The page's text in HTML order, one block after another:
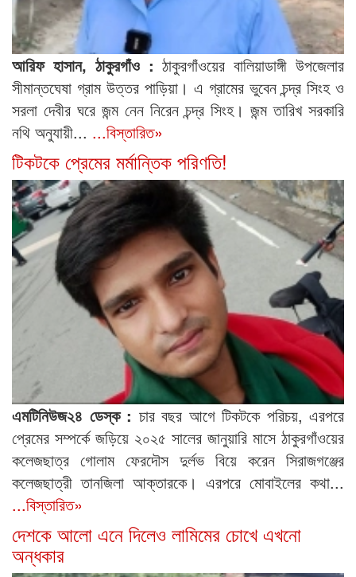
আরিফ হাসান, ঠাকুরগাঁও : ঠাকুরগাঁওয়ের বালিয়াডাঙ্গী উপজেলার
সীমান্তঘেষা গ্রাম উত্তর পাড়িয়া। এ গ্রামের ভুবেন চন্দ্র সিংহ ও
সরলা দেবীর ঘরে জন্ম নেন নিরেন চন্দ্র সিংহ। জন্ম তারিখ সরকারি
নথি অনুযায়ী... ...বিস্তারিত»
টিকটকে প্রেমের মর্মান্তিক পরিণতি!
এমটিনিউজ২৪ ডেস্ক : চার বছর আগে টিকটকে পরিচয়, এরপরে
প্রেমের সম্পর্কে জড়িয়ে ২০২৫ সালের জানুয়ারি মাসে ঠাকুরগাঁওয়ের
কলেজছাত্র গোলাম ফেরদৌস দুর্লভ বিয়ে করেন সিরাজগঞ্জের
কলেজছাত্রী তানজিলা আক্তারকে। এরপরে মোবাইলের কথা...
...বিস্তারিত»
দেশকে আলো এনে দিলেও লামিমের চোখে এখনো
অন্ধকার